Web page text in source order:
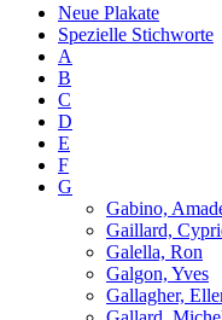
Neue Plakate
Spezielle Stichworte
A
B
C
D
E
F
G
Gabino,
Gaillard,
Galella, Ron
Galgon, Yves
Gallagher,